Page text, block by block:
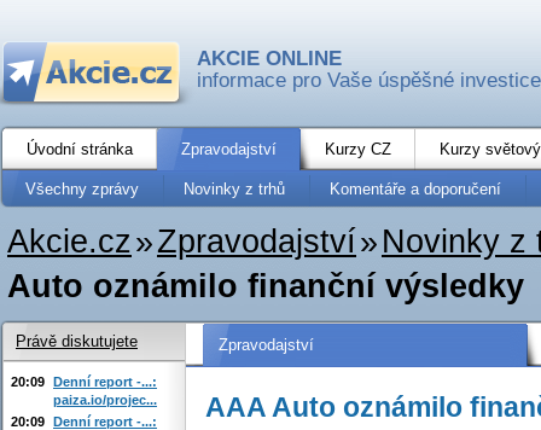
AKCIE ONLINE
informace pro Vaše úspěšné investice
Úvodní stránka Zpravodajství Kurzy CZ Kurzy
Všechny zprávy Novinky z trhů Komentáře a doporučení
Akcie.cz»Zpravodajství» Novinky z
Auto oznámilo finanční výsledky
Zpravodajství
AAA Auto oznámilo
Právě diskutujete
20:09 Denní report -...:
paiza.io/projec...
20:09 Denní report -...: